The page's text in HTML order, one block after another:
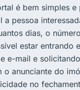
é bem simples
pessoa
dias, o
estar entrando
e-mail e
o anunciante do
no